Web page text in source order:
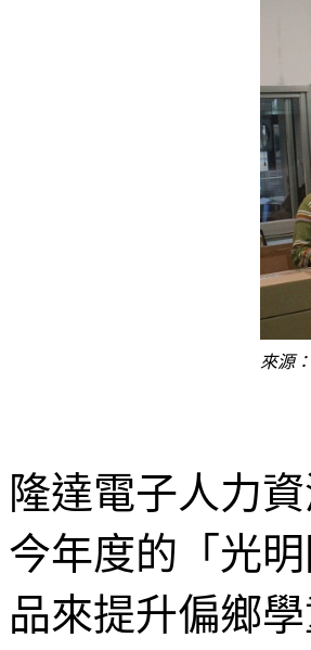
來源
隆達電子人力
今年度的「光
品來提升偏鄉